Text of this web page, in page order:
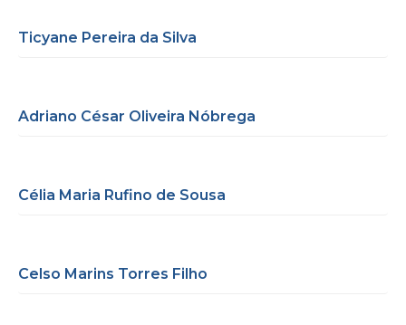
Ticyane Pereira da Silva
Adriano César Oliveira Nóbrega
Célia Maria Rufino de Sousa
Celso Marins Torres Filho